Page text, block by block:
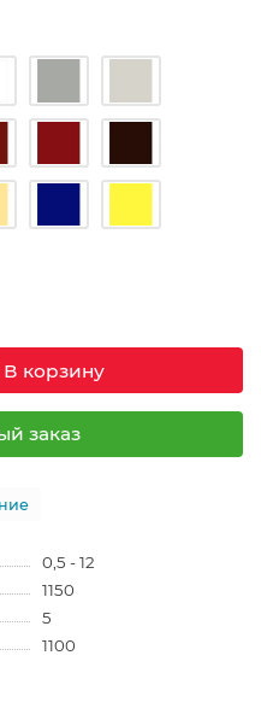
В корзину
заказ
0,5 - 12
1150
5
1100